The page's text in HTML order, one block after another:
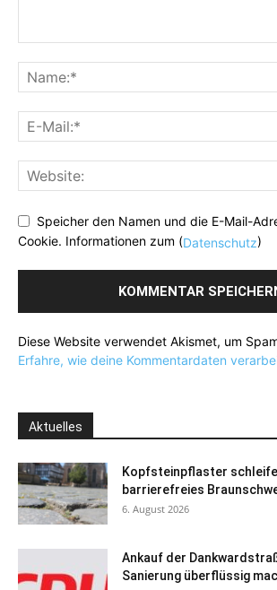
Speicher den Namen und die E-Mail-
Cookie. Informationen zum (Datenschutz)
Diese Website verwendet Akismet, um
Erfahre, wie deine Kommentardaten
Aktuelles
Kopfsteinpflaster
barrierefreies
6. August 2026
Ankauf der
Sanierung überflüssig